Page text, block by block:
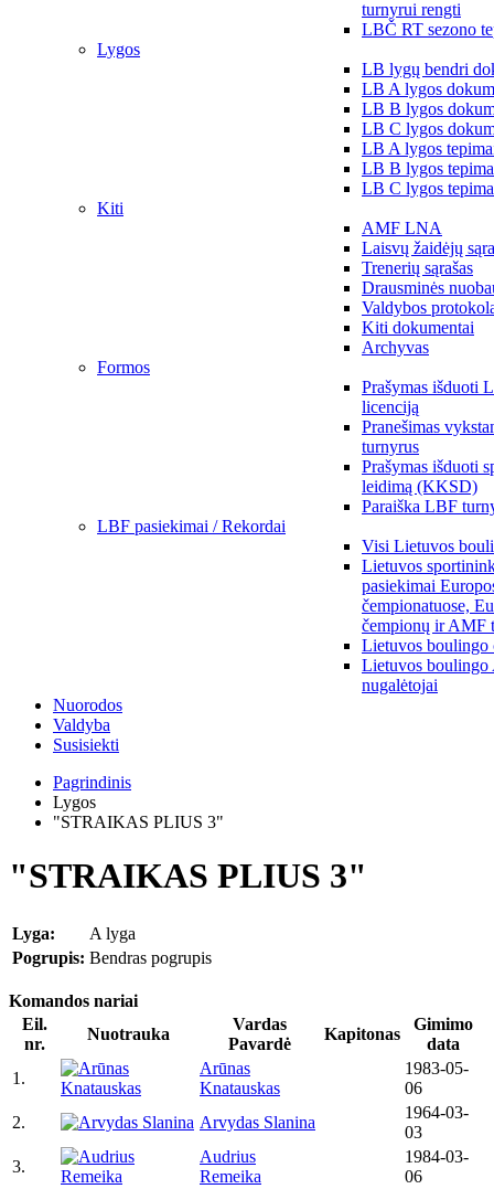
turnyrui rengti
LBČ RT sezono
Lygos
LB lygų bendri
LB A lygos
LB B lygos
LB C lygos
LB A lygos
LB B lygos
LB C lygos
Kiti
AMF LNA
Laisvų žaidėjų
Trenerių sąrašas
Drausminės
Valdybos
Kiti dokumentai
Archyvas
Formos
Prašymas išduoti
licenciją
Pranešimas
turnyrus
Prašymas išduoti
leidimą (KKSD)
Paraiška LBF
LBF pasiekimai / Rekordai
Visi Lietuvos
Lietuvos
pasiekimai
čempionatuose,
čempionų ir AMF
Lietuvos boulingo
Lietuvos boulingo
nugalėtojai
Nuorodos
Valdyba
Susisiekti
Pagrindinis
Lygos
"STRAIKAS PLIUS 3"
"STRAIKAS PLIUS 3"
Lyga:
A lyga
Pogrupis: Bendras pogrupis
Komandos nariai
Eil.
nr.
Nuotrauka
Vardas
Pavardė
Kapitonas
Gimimo
data
1.
Arūnas
Knatauskas
1983-05-
06
2.
Arvydas Slanina
1964-03-
03
3.
Audrius
Remeika
1984-03-
06